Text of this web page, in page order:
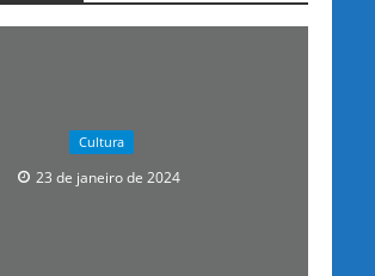
Cultura
23 de janeiro de 2024